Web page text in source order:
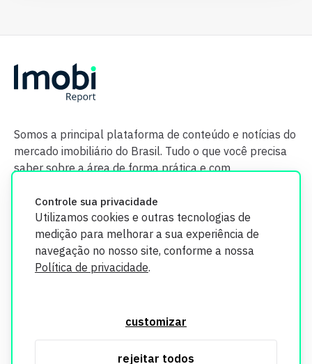
Controle sua privacidade
Utilizamos cookies e outras tecnologias de
medição para melhorar a sua experiência de
navegação no nosso site, conforme a nossa
Política de privacidade.
customizar
rejeitar todos
Somos a principal plataforma de conteúdo e notícias do
mercado imobiliário do Brasil. Tudo o que você precisa
saber sobre a área de forma prática e com
segurança. Todos os dados coletados em nosso site são
utilizados exclusivamente para fins de aprimoramento de
informações, consulte nossa Política de Privacidade.